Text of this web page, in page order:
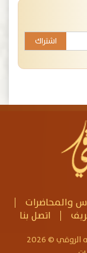
والمحاضرات
اتصل بنا
© 2026